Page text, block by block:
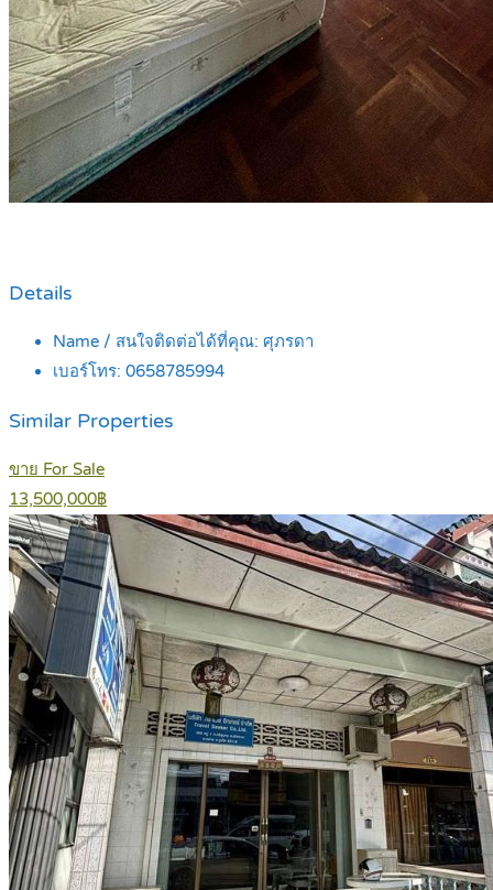
Details
Name / สนใจติดต่อได้ที่คุณ: ศุภรดา
เบอร์โทร: 0658785994
Similar Properties
ขาย For Sale
13,500,000฿